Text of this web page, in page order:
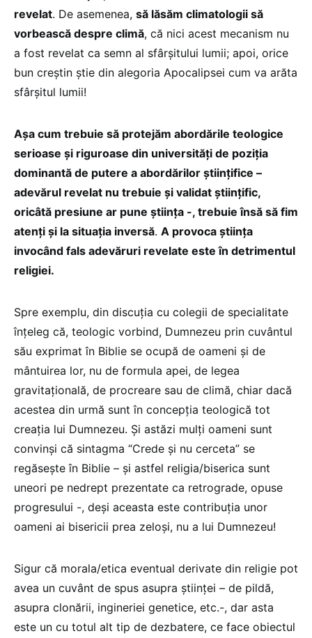
revelat. De asemenea, să lăsăm climatologii să
vorbească despre climă, că nici acest mecanism nu
a fost revelat ca semn al sfârșitului lumii; apoi, orice
bun creștin știe din alegoria Apocalipsei cum va arăta
sfârșitul lumii!
Așa cum trebuie să protejăm abordările teologice
serioase și riguroase din universități de poziția
dominantă de putere a abordărilor științifice –
adevărul revelat nu trebuie și validat științific,
oricâtă presiune ar pune știința -, trebuie însă să fim
atenți și la situația inversă. A provoca știința
invocând fals adevăruri revelate este în detrimentul
religiei.
Spre exemplu, din discuția cu colegii de specialitate
înțeleg că, teologic vorbind, Dumnezeu prin cuvântul
său exprimat în Biblie se ocupă de oameni și de
mântuirea lor, nu de formula apei, de legea
gravitațională, de procreare sau de climă, chiar dacă
acestea din urmă sunt în concepția teologică tot
creația lui Dumnezeu. Și astăzi mulți oameni sunt
convinși că sintagma “Crede și nu cerceta” se
regăsește în Biblie – și astfel religia/biserica sunt
uneori pe nedrept prezentate ca retrograde, opuse
progresului -, deși aceasta este contribuția unor
oameni ai bisericii prea zeloși, nu a lui Dumnezeu!
Sigur că morala/etica eventual derivate din religie pot
avea un cuvânt de spus asupra științei – de pildă,
asupra clonării, ingineriei genetice, etc.-, dar asta
este un cu totul alt tip de dezbatere, ce face obiectul